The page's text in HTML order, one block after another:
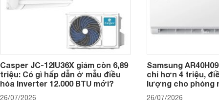
Casper JC-12IU36X giảm còn 6,89
triệu: Có gì hấp dẫn ở mẫu điều
hòa Inverter 12.000 BTU mới?
26/07/2026
Samsung
chỉ hơn 4 triệu,
lượng cho phòng
26/07/2026